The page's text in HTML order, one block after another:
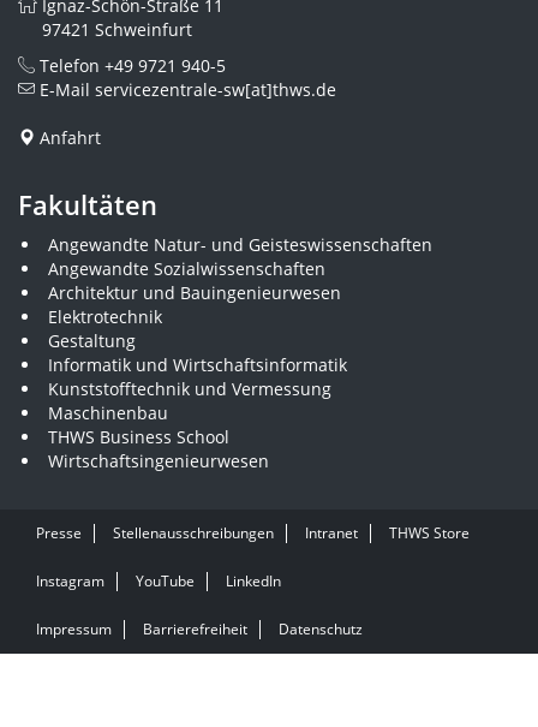
Ignaz-Schön-Straße 11
97421 Schweinfurt
Telefon +49 9721 940-5
E-Mail servicezentrale-sw[at]thws.de
Anfahrt
Fakultäten
Angewandte Natur- und Geisteswissenschaften
Angewandte Sozialwissenschaften
Architektur und Bauingenieurwesen
Elektrotechnik
Gestaltung
Informatik und Wirtschaftsinformatik
Kunststofftechnik und Vermessung
Maschinenbau
THWS Business School
Wirtschaftsingenieurwesen
Presse Stellenausschreibungen Intranet THWS Store
Instagram YouTube LinkedIn
Impressum Barrierefreiheit Datenschutz